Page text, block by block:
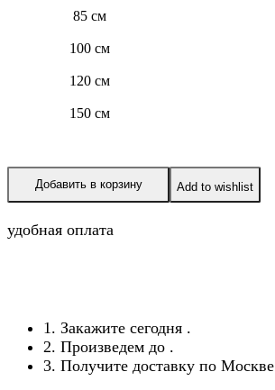
85 см
100 см
120 см
150 см
Добавить в корзину Add to wishlist
удобная оплата
1. Закажите сегодня .
2. Произведем до .
3. Получите доставку по Москве